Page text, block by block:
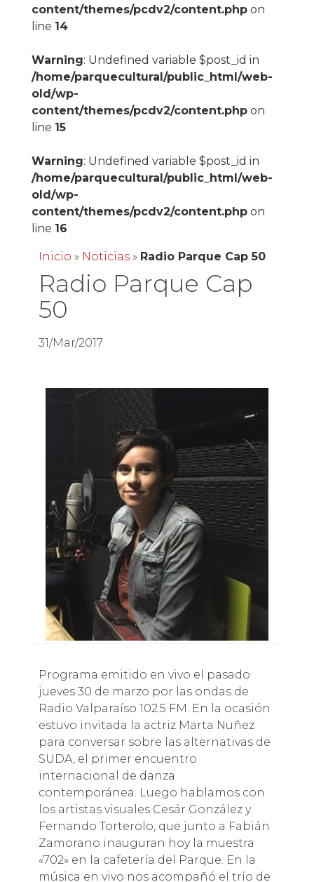
content/themes/pcdv2/content.phpon
line 14
Warning: Undefined variable $post_id in
/home/parquecultural/public_html/web-
old/wp-
content/themes/pcdv2/content.phpon
line 15
Warning: Undefined variable $post_id in
/home/parquecultural/public_html/web-
old/wp-
content/themes/pcdv2/content.phpon
line 16
Inicio » Noticias» Radio Parque Cap 50
Radio Parque Cap
50
31/Mar/2017
Programa emitido en vivo el pasado
jueves 30 de marzo por las ondas de
Radio Valparaíso 102.5 FM. En la ocasión
estuvo invitada la actriz Marta Nuñez
para conversar sobre las alternativas de
SUDA, el primer encuentro
internacional de danza
contemporánea. Luego hablamos con
los artistas visuales Cesár González y
Fernando Torterolo, que junto a Fabián
Zamorano inauguran hoy la muestra
«702» en la cafetería del Parque. En la
música en vivo nos acompañó el trío de